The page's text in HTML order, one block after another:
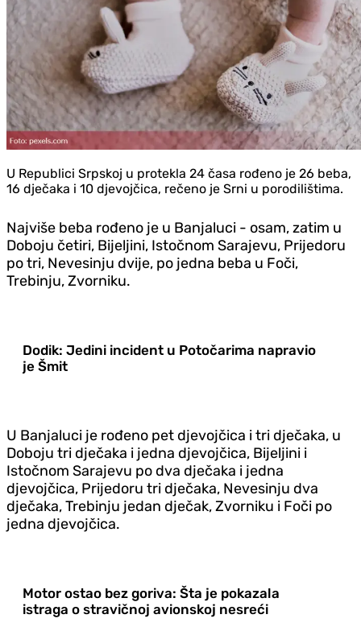
U Republici Srpskoj u protekla 24 časa rođeno je 26 beba,
16 dječaka i 10 djevojčica, rečeno je Srni u porodilištima.
Najviše beba rođeno je u Banjaluci - osam, zatim u
Doboju četiri, Bijeljini, Istočnom Sarajevu, Prijedoru
po tri, Nevesinju dvije, po jedna beba u Foči,
Trebinju, Zvorniku.
Dodik: Jedini incident u Potočarima napravio
je Šmit
U Banjaluci je rođeno pet djevojčica i tri dječaka, u
Doboju tri dječaka i jedna djevojčica, Bijeljini i
Istočnom Sarajevu po dva dječaka i jedna
djevojčica, Prijedoru tri dječaka, Nevesinju dva
dječaka, Trebinju jedan dječak, Zvorniku i Foči po
jedna djevojčica.
Motor ostao bez goriva: Šta je pokazala
istraga o stravičnoj avionskoj nesreći